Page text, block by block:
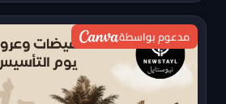
مدعوم بواسطة